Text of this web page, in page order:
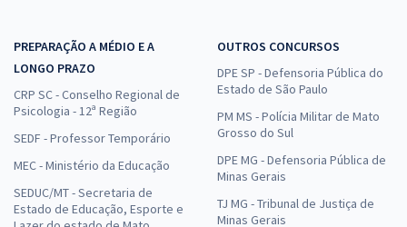
PREPARAÇÃO A MÉDIO E A
LONGO PRAZO
CRP SC - Conselho Regional de
Psicologia - 12ª Região
SEDF - Professor Temporário
MEC - Ministério da Educação
SEDUC/MT - Secretaria de
Estado de Educação, Esporte e
OUTROS CONCURSOS
DPE SP - Defensoria Pública do
Estado de São Paulo
PM MS - Polícia Militar de Mato
Grosso do Sul
DPE MG - Defensoria Pública de
Minas Gerais
TJ MG - Tribunal de Justiça de
Minas Gerais